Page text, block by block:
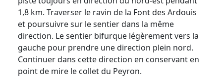
1,8 km. Traverser le ravin de la Font des Ardouis
et poursuivre sur le sentier dans la même
direction. Le sentier bifurque légèrement vers la
gauche pour prendre une direction plein nord.
Continuer dans cette direction en conservant en
point de mire le collet du Peyron.